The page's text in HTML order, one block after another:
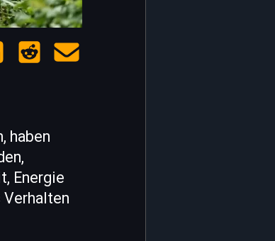
haben
Energie